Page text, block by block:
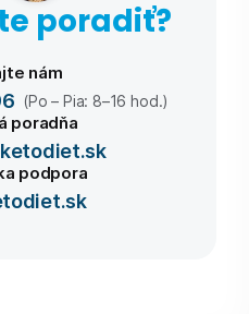
poradiť?
nám
(Po – Pia: 8–16 hod.)
poradňa
podpora